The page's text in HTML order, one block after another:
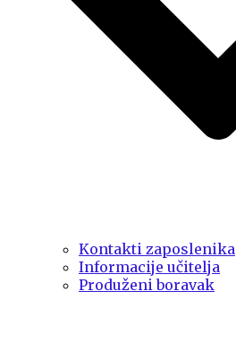
Kontakti zaposlenika
Informacije učitelja
Produženi boravak